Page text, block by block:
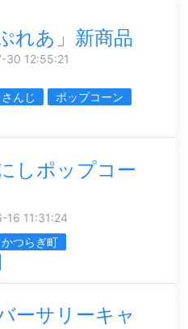
れあ」新商品
30 12:55:21
んじ
ポップコーン
しポップコー
16 11:31:24
かつらぎ町
ーサリーキャ